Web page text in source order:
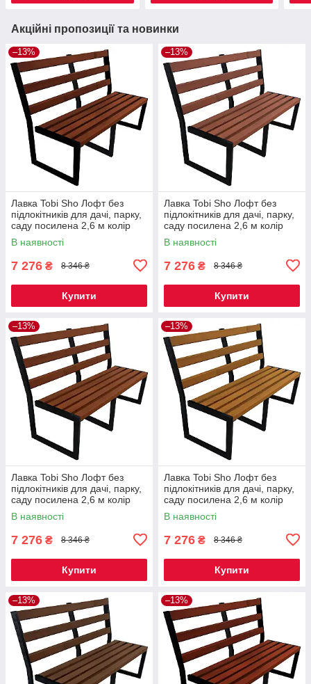
Акційні пропозиції та новинки
–13%
Лавка Tobi Sho Лофт без
підлокітників для дачі, парку,
саду посилена 2,6 м колір
каштан
В наявності
7 276 ₴ 8 346 ₴
Купити
–13%
Лавка Tobi Sho Лофт без
підлокітників для дачі, парку,
саду посилена 2,6 м колір
черешня
В наявності
7 276 ₴ 8 346 ₴
Купити
–13%
Лавка Tobi Sho Лофт без
підлокітників для дачі, парку,
саду посилена 2,6 м колір
макасар
В наявності
7 276 ₴ 8 346 ₴
Купити
–13%
Лавка Tobi Sho Лофт без
підлокітників для дачі, парку,
саду посилена 2,6 м колір
дуб
В наявності
7 276 ₴ 8 346 ₴
Купити
–13% –13%